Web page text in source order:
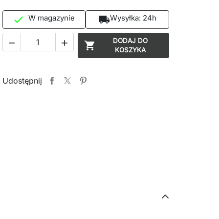
 W magazynie local_shippingWysyłka: 24h
  
DODAJ DO
KOSZYKA
Udostępnij